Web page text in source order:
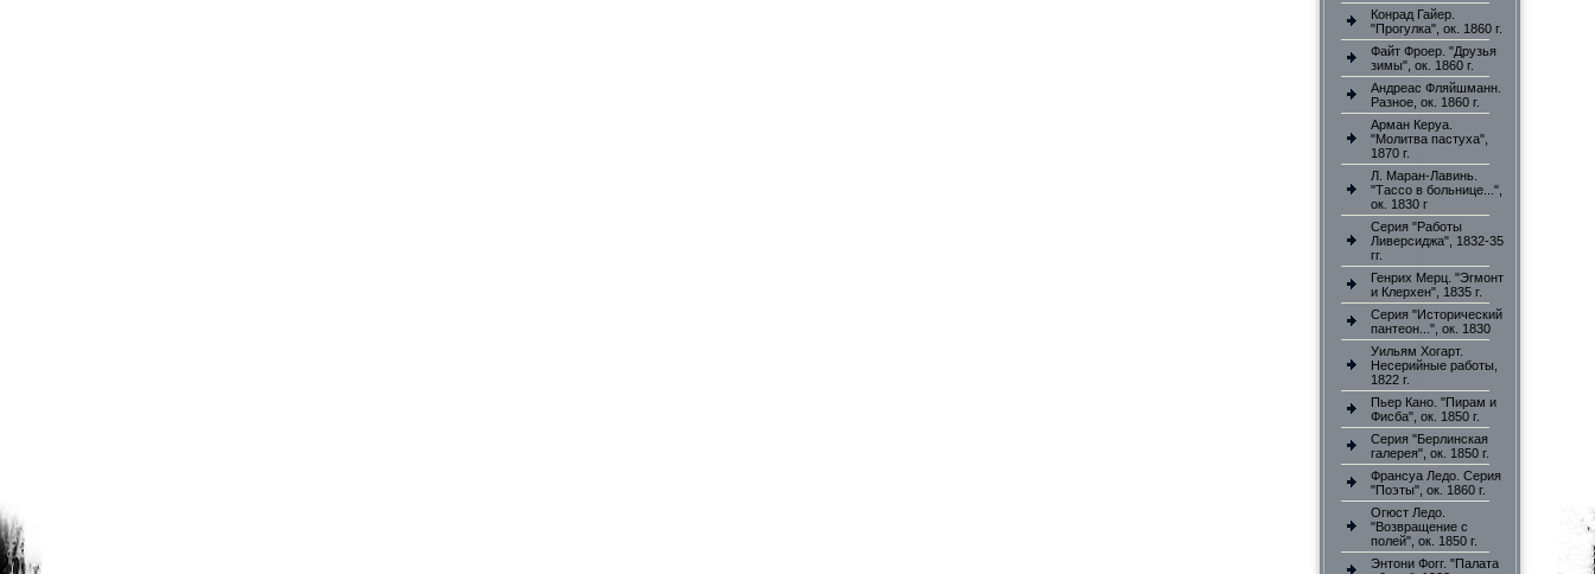
Конрад Гайер.
"Прогулка", ок. 1860 г.
Файт Фроер. "Друзья
зимы", ок. 1860 г.
Андреас Фляйшманн.
Разное, ок. 1860 г.
Арман Керуа.
"Молитва пастуха",
1870 г.
Л. Маран-Лавинь.
"Тассо в больнице...",
ок. 1830 г
Серия "Работы
Ливерсиджа", 1832-35
гг.
Генрих Мерц. "Эгмонт
и Клерхен", 1835 г.
Серия "Исторический
пантеон...", ок. 1830
Уильям Хогарт.
Несерийные работы,
1822 г.
Пьер Кано. "Пирам и
Фисба", ок. 1850 г.
Серия "Берлинская
галерея", ок. 1850 г.
Франсуа Ледо. Серия
"Поэты", ок. 1860 г.
Огюст Ледо.
"Возвращение с
полей", ок. 1850 г.
Энтони Фогг. "Палата